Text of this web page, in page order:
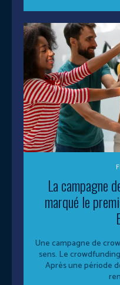
La campagne
marqué le
Une campagne de
sens. Le
Après une période